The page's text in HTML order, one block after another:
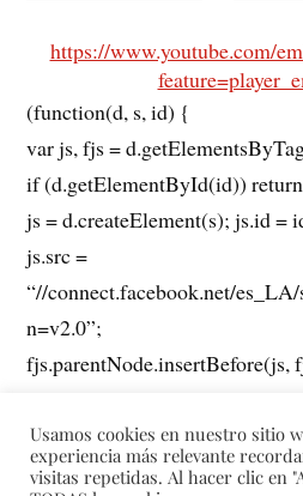
https://www.youtube.com/
(function(d, s, id) {
var js, fjs =
if (d.getElementById(id))
js = d.createElement(s); js.id =
js.src =
“//connect.facebook.net/
n=v2.0”;
fjs.parentNode.insertBefore(js,
Usamos cookies en nuestro sitio
experiencia más relevante
visitas repetidas. Al hacer clic en